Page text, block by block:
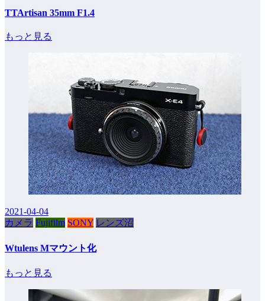
TTArtisan 35mm F1.4
もっと見る
2021-04-04
カメラ Fujifilm SONY レンズ沼
Wtulens Mマウント化
もっと見る